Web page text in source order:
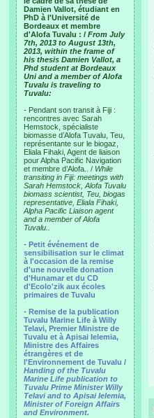
Damien Vallot, étudiant en
PhD à l'Université de
Bordeaux et membre
d'Alofa Tuvalu : / From July
7th, 2013 to August 13th,
2013, within the frame of
his thesis Damien Vallot, a
Phd student at Bordeaux
Uni and a member of Alofa
Tuvalu is traveling to
Tuvalu:
- Pendant son transit à Fiji :
rencontres avec Sarah
Hemstock, spécialiste
biomasse d’Alofa Tuvalu, Teu,
représentante sur le biogaz,
Eliala Fihaki, Agent de liaison
pour Alpha Pacific Navigation
et membre d’Alofa.. / While
transiting in Fiji: meetings with
Sarah Hemstock, Alofa Tuvalu
biomass scientist, Teu, biogas
representative, Eliala Fihaki,
Alpha Pacific Liaison agent
and a member of Alofa
Tuvalu..
- Petit événement de
sensibilisation sur le climat
à l'occasion de la remise
d'une nouvelle donation
d'Hunamar et du CD
d'Ecolo'zik aux écoles
primaires de Tuvalu
- Remise de la publication
Tuvalu Marine Life à Willy
Telavi, Premier Ministre de
Tuvalu et à Apisai Ielemia,
Ministre des Affaires
étrangères et de
l'Environnement de Tuvalu /
Handing of the Tuvalu
Marine Life publication to
Tuvalu Prime Minister Willy
Telavi and to Apisai Ielemia,
Minister of Foreign Affairs
and Environment.